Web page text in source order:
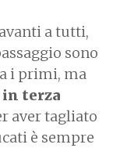
a tutti,
sono
i primi, ma
terza
aver tagliato
è sempre